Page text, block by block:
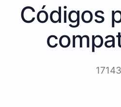
Códigos
17143